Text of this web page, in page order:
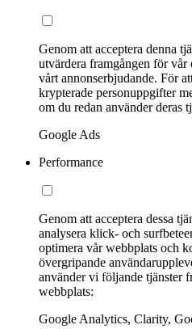
Genom att acceptera denna
utvärdera framgången för
vårt annonserbjudande. För
krypterade personuppgifter
om du redan använder deras
Google Ads
Performance
Genom att acceptera dessa
analysera klick- och
optimera vår webbplats och
övergripande
använder vi följande tjänster
webbplats:
Google Analytics, Clarity,